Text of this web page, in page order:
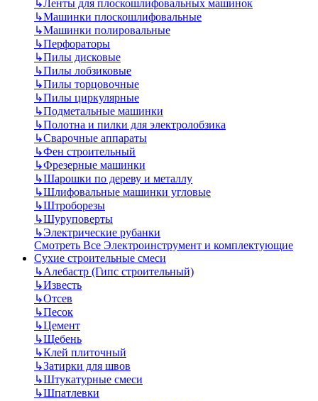
↳Ленты для плоскошлифовальных машинок
↳Машинки плоскошлифовальные
↳Машинки полировальные
↳Перфораторы
↳Пилы дисковые
↳Пилы лобзиковые
↳Пилы торцовочные
↳Пилы циркулярные
↳Подметальные машинки
↳Полотна и пилки для электролобзика
↳Сварочные аппараты
↳Фен строительный
↳Фрезерные машинки
↳Шарошки по дереву и металлу
↳Шлифовальные машинки угловые
↳Штроборезы
↳Шуруповерты
↳Электрические рубанки
Смотреть Все Электроинструмент и комплектующие
Сухие строительные смеси
↳Алебастр (Гипс строительный)
↳Известь
↳Отсев
↳Песок
↳Цемент
↳Щебень
↳Клей плиточный
↳Затирки для швов
↳Штукатурные смеси
↳Шпатлевки